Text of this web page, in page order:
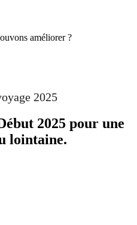
améliorer ?
2025
2025 pour une
lointaine.